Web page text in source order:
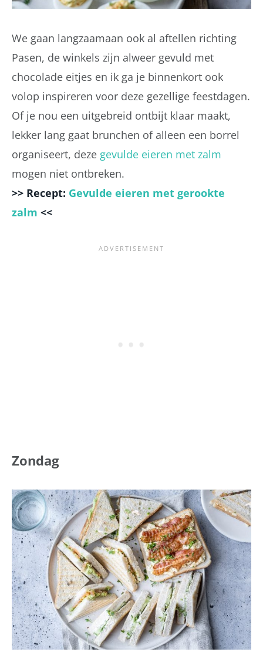
We gaan langzaamaan ook al aftellen richting
Pasen, de winkels zijn alweer gevuld met
chocolade eitjes en ik ga je binnenkort ook
volop inspireren voor deze gezellige feestdagen.
Of je nou een uitgebreid ontbijt klaar maakt,
lekker lang gaat brunchen of alleen een borrel
organiseert, deze gevulde eieren met zalm
mogen niet ontbreken.
>> Recept: Gevulde eieren met gerookte
zalm <<
Zondag